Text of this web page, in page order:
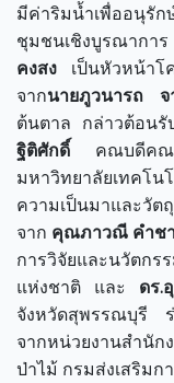
มีค่าริมน้ำเพื่ออนุรัก
ชุมชนเชิงบูรณาการ
คงสง เป็นหัวหน้าโ
จากนายภูวนารถ จ
ต้นตาล กล่าวต้อนรั
ฐิติศักดิ์ คณบดีคณะ
มหาวิทยาลัยเทคโ
ความเป็นมาและวั
จาก คุณภาวณี คำช
การวิจัยและนวัตก
แห่งชาติ และ ดร.
จังหวัดสุพรรณบุรี
จากหน่วยงานสำนั
ป่าไม้ กรมส่งเสริมก